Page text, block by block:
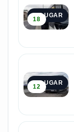
3º LUGAR
18
4º LUGAR
12